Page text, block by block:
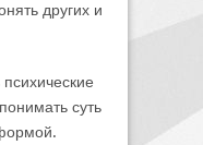
других и
суть